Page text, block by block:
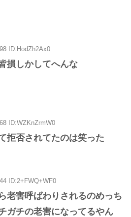
ID:HodZh2Ax0
損しかしてへんな
ID:WZKnZrmW0
拒否されてたのは笑った
ID:2+FWQ+WF0
老害呼ばわりされるのめっち
ガチの老害になってるやん